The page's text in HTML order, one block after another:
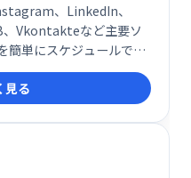
、LinkedIn、
Vkontakteなど主要ソ
簡単にスケジュールでき
作で時間を節約し、ビジ
数のプラットフォーム
シャルメディアマーケテ
見る